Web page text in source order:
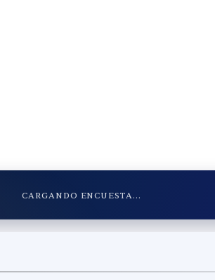
CARGANDO ENCUESTA...